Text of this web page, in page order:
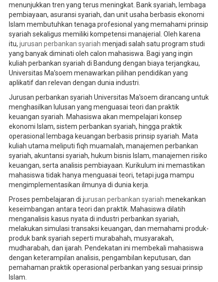
menunjukkan tren yang terus meningkat. Bank syariah, lembaga
pembiayaan, asuransi syariah, dan unit usaha berbasis ekonomi
Islam membutuhkan tenaga profesional yang memahami prinsip
syariah sekaligus memiliki kompetensi manajerial. Oleh karena
itu, jurusan perbankan syariah menjadi salah satu program studi
yang banyak diminati oleh calon mahasiswa. Bagi yang ingin
kuliah perbankan syariah di Bandung dengan biaya terjangkau,
Universitas Ma’soem menawarkan pilihan pendidikan yang
aplikatif dan relevan dengan dunia industri.
Jurusan perbankan syariah Universitas Ma’soem dirancang untuk
menghasilkan lulusan yang menguasai teori dan praktik
keuangan syariah. Mahasiswa akan mempelajari konsep
ekonomi Islam, sistem perbankan syariah, hingga praktik
operasional lembaga keuangan berbasis prinsip syariah. Mata
kuliah utama meliputi fiqh muamalah, manajemen perbankan
syariah, akuntansi syariah, hukum bisnis Islam, manajemen risiko
keuangan, serta analisis pembiayaan. Kurikulum ini memastikan
mahasiswa tidak hanya menguasai teori, tetapi juga mampu
mengimplementasikan ilmunya di dunia kerja.
Proses pembelajaran di jurusan perbankan syariah menekankan
keseimbangan antara teori dan praktik. Mahasiswa dilatih
menganalisis kasus nyata di industri perbankan syariah,
melakukan simulasi transaksi keuangan, dan memahami produk-
produk bank syariah seperti murabahah, musyarakah,
mudharabah, dan ijarah. Pendekatan ini membekali mahasiswa
dengan keterampilan analisis, pengambilan keputusan, dan
pemahaman praktik operasional perbankan yang sesuai prinsip
Islam.